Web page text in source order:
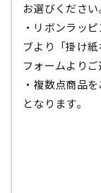
お選びください
・リボンラッ
ブより「掛け
フォームよりご
・複数点商品
となります。